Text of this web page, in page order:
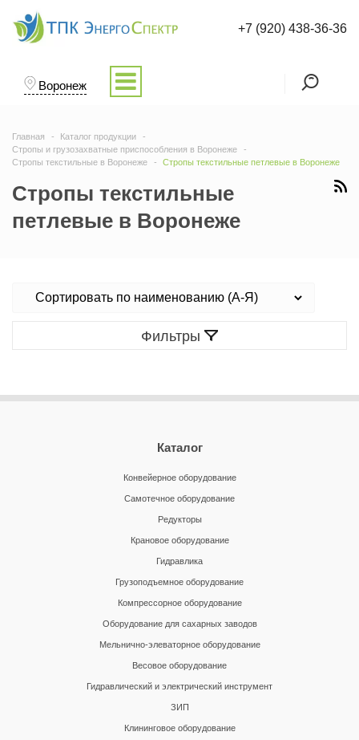
Воронеж
+7 (920) 438-36-36
Главная
Каталог продукции
Стропы и грузозахватные приспособления в Воронеже
Стропы текстильные в Воронеже
Стропы текстильные петлевые в Воронеже
Стропы текстильные
петлевые в Воронеже
Фильтры
Каталог
Конвейерное оборудование
Самотечное оборудование
Редукторы
Крановое оборудование
Гидравлика
Грузоподъемное оборудование
Компрессорное оборудование
Оборудование для сахарных заводов
Мельнично-элеваторное оборудование
Весовое оборудование
Гидравлический и электрический инструмент
ЗИП
Клининговое оборудование